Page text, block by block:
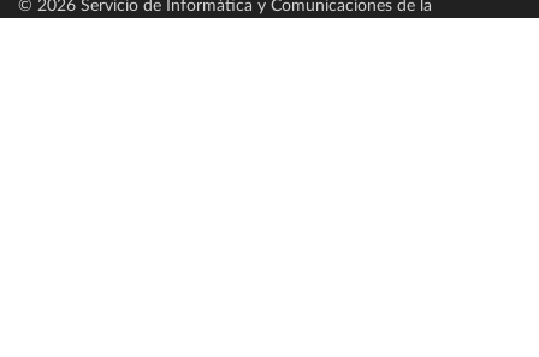
© 2026 Servicio de Informática y Comunicaciones de la